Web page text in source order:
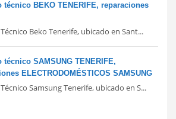
técnico BEKO TENERIFE, reparaciones
Beko Tenerife, ubicado en Sant...
técnico SAMSUNG TENERIFE,
ELECTRODOMÉSTICOS SAMSUNG
Samsung Tenerife, ubicado en S...